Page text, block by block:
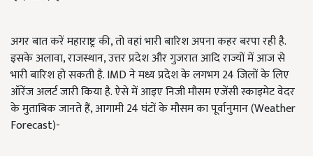
अगर बात करें महाराष्ट्र की, तो वहां भारी बारिश अपना कहर बरपा रही है.
इसके अलावा, राजस्थान, उत्तर प्रदेश और गुजरात आदि राज्यों में आज से
भारी बारिश हो सकती है. IMD ने मध्य प्रदेश के लगभग 24 जिलों के लिए
ऑरेंज अलर्ट जारी किया है. ऐसे में आइए निजी मौसम एजेंसी स्काइमेट वेदर
के मुताबिक जानते हैं, आगामी 24 घंटों के मौसम का पूर्वानुमान (Weather
Forecast)-